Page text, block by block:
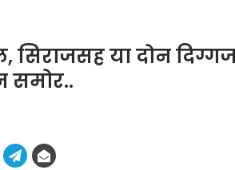
सिराजसह या दोन
समोर..